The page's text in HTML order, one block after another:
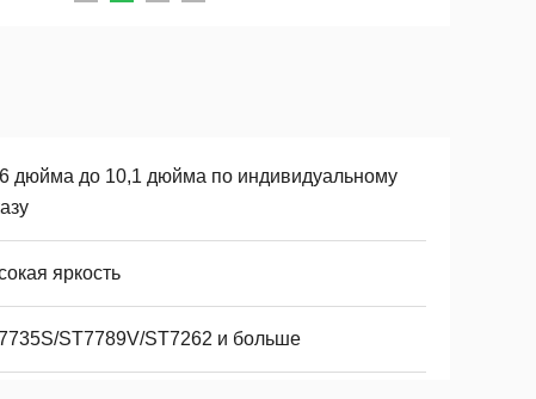
дюйма до 10,1 дюйма по индивидуальному
яркость
ST7789V/ST7262 и больше